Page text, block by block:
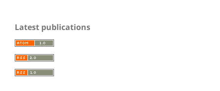
Latest publications